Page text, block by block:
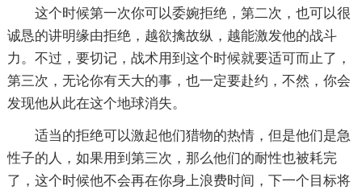
这个时候第一次你可以委婉拒绝，第二次，也可以很
诚恳的讲明缘由拒绝，越欲擒故纵，越能激发他的战斗
力。不过，要切记，战术用到这个时候就要适可而止了，
第三次，无论你有天大的事，也一定要赴约，不然，你会
发现他从此在这个地球消失。
适当的拒绝可以激起他们猎物的热情，但是他们是急
性子的人，如果用到第三次，那么他们的耐性也被耗完
了，这个时候他不会再在你身上浪费时间，下一个目标将